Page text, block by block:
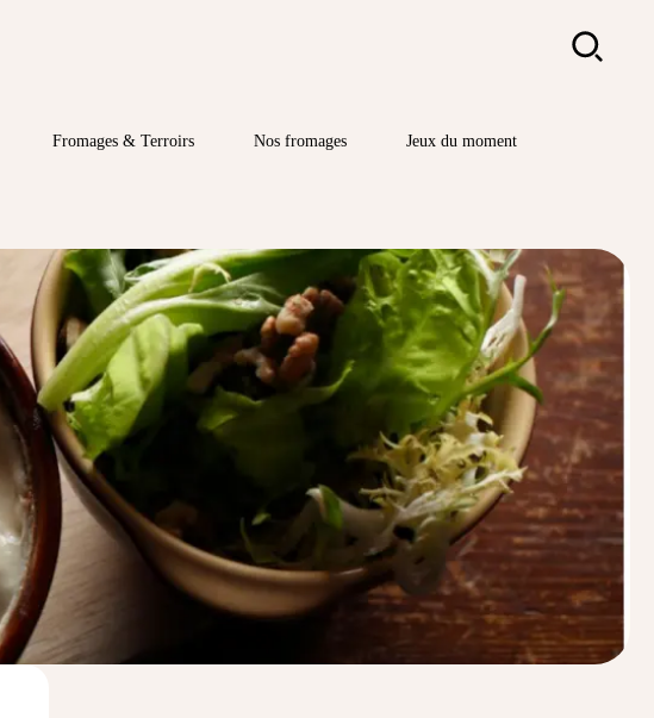
Rechercher
Fromages & Terroirs Nos fromages Jeux du moment